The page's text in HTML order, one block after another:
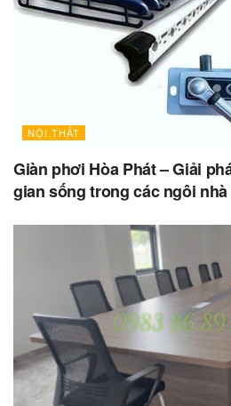
NỘI THẤT
Giàn phơi Hòa Phát – Giải
gian sống trong các ngôi